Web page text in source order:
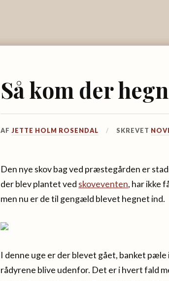
Så kom der hegn
AFJETTE HOLM ROSENDAL SKREVET
Den nye skov bag ved præstegården er
der blev plantet ved skoveventen, har ikke
men nu er de til gengæld blevet hegnet ind.
I denne uge er der blevet gået, banket pæle
rådyrene blive udenfor. Det er i hvert fald